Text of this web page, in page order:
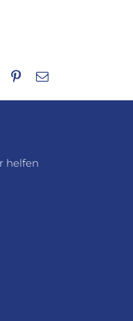
Pinterest
E-
helfen